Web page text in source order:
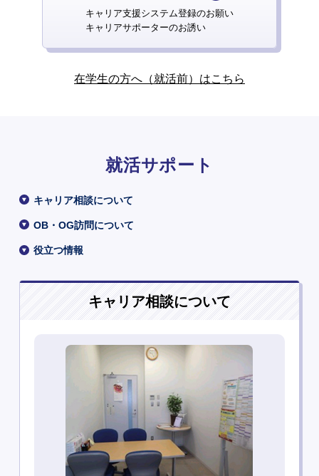
キャリア支援システム登録のお願い
キャリアサポーターのお誘い
在学生の方へ（就活前）はこちら
就活サポート
キャリア相談について
OB・OG訪問について
役立つ情報
キャリア相談について